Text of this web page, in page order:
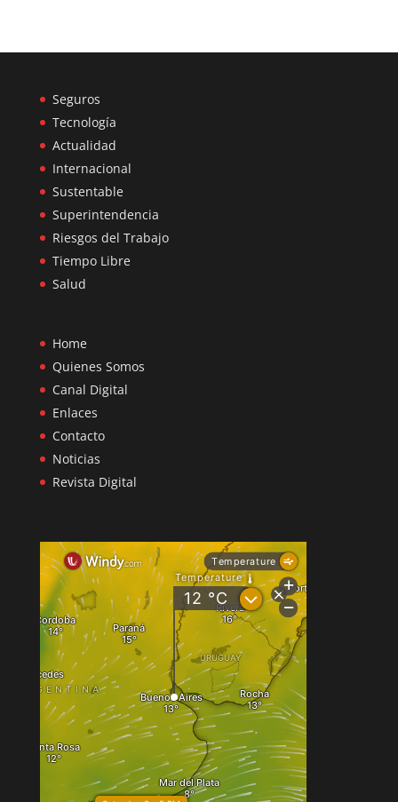
Seguros
Tecnología
Actualidad
Internacional
Sustentable
Superintendencia
Riesgos del Trabajo
Tiempo Libre
Salud
Home
Quienes Somos
Canal Digital
Enlaces
Contacto
Noticias
Revista Digital